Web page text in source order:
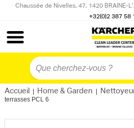
Chaussée de Nivelles, 47, 1420 BRAINE-
+32(0)2 387 58
Accueil | Home & Garden |
terrasses PCL 6